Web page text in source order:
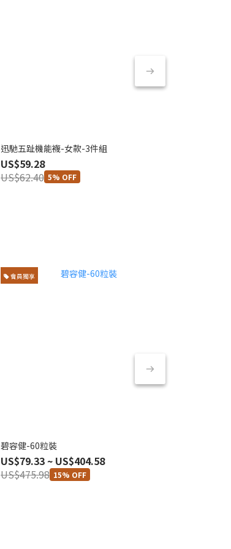
迅馳五趾機能襪-女款-3件組
US$59.28
US$62.40 5% OFF
會員獨享
碧容健-60粒裝
US$79.33 ~ US$404.58
US$475.98 15% OFF